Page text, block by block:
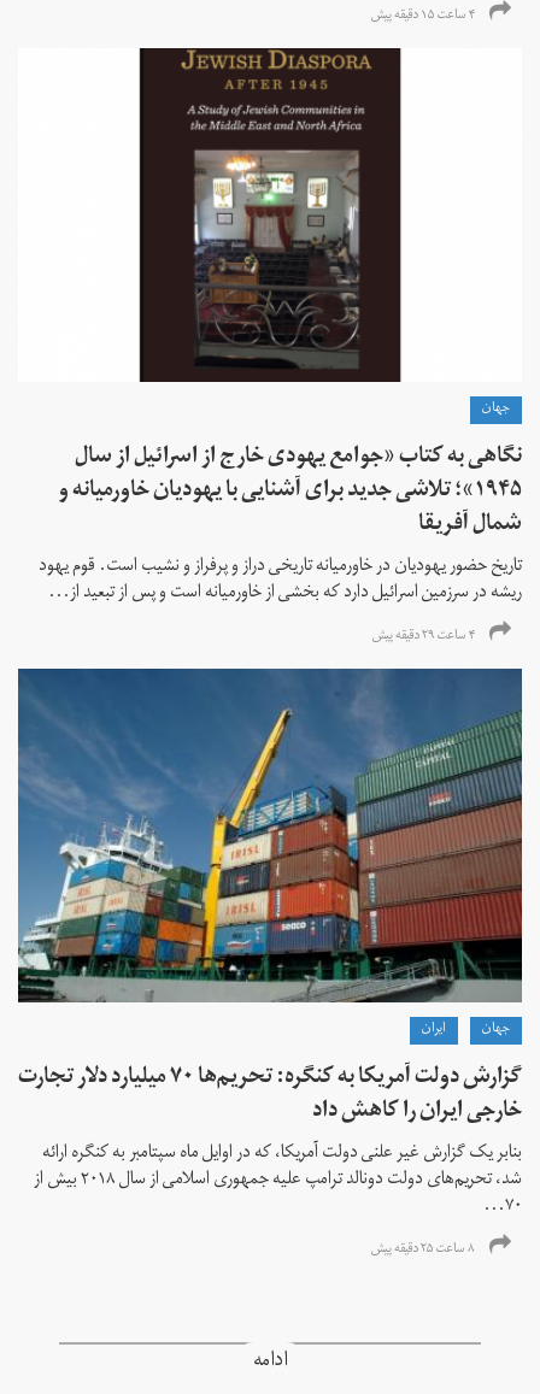
۴ ساعت ۱۵ دقیقه پیش
جهان
نگاهی به کتاب «جوامع یهودی خارج از اسرائیل از سال
۱۹۴۵»؛ تلاشی جدید برای آشنایی با یهودیان خاورمیانه و
شمال آفریقا
تاریخ حضور یهودیان در خاورمیانه تاریخی دراز و پرفراز و نشیب است. قوم یهود
ریشه در سرزمین اسرائیل دارد که بخشی از خاورمیانه است و پس از تبعید از...
۴ ساعت ۲۹ دقیقه پیش
جهان ايران
گزارش دولت آمریکا به کنگره: تحریم‌ها ۷۰ میلیارد دلار تجارت
خارجی ایران را کاهش داد
بنابر یک گزارش غیر علنی دولت آمریکا، که در اوایل ماه سپتامبر به کنگره ارائه
شد، تحریم‌های دولت دونالد ترامپ علیه جمهوری اسلامی از سال ۲۰۱۸ بیش از
۷۰...
۸ ساعت ۲۵ دقیقه پیش
ادامه